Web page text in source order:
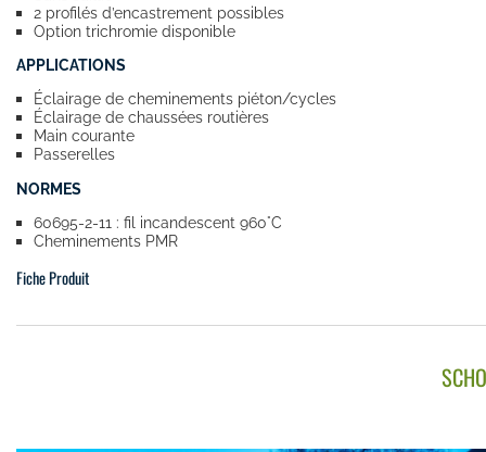
2 profilés d’encastrement possibles
Option trichromie disponible
APPLICATIONS
Éclairage de cheminements piéton/cycles
Éclairage de chaussées routières
Main courante
Passerelles
NORMES
60695-2-11 : fil incandescent 960°C
Cheminements PMR
Fiche Produit